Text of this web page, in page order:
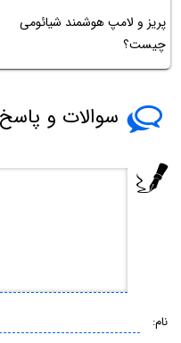
پریز و لامپ هوشمند شیائومی
چیست؟
سوالات و
نام: